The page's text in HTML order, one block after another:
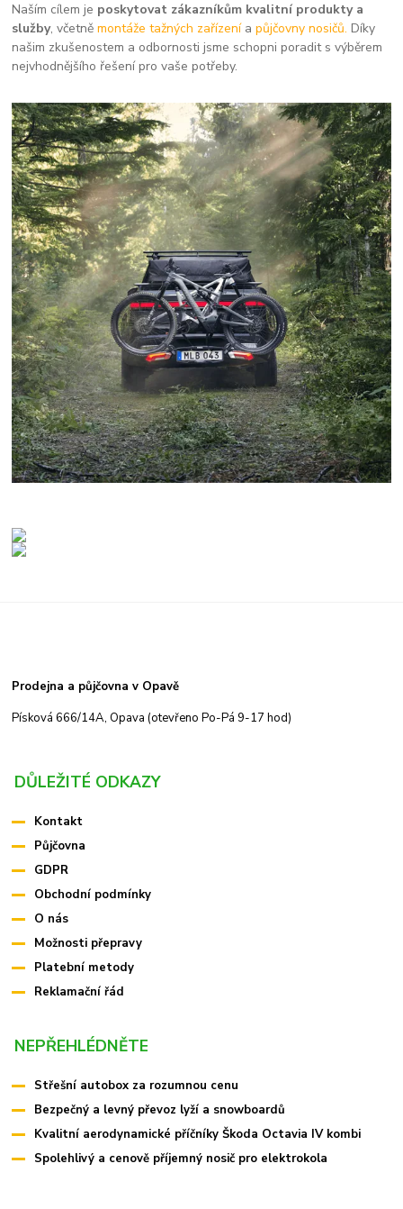
Naším cílem je poskytovat zákazníkům kvalitní produkty a
služby, včetněmontáže tažných zařízení apůjčovny nosičů. Díky
našim zkušenostem a odbornosti jsme schopni poradit s výběrem
nejvhodnějšího řešení pro vaše potřeby.
Prodejna a půjčovna v Opavě
Písková 666/14A, Opava (otevřeno Po-Pá 9-17 hod)
DŮLEŽITÉ ODKAZY
Kontakt
Půjčovna
GDPR
Obchodní podmínky
O nás
Možnosti přepravy
Platební metody
Reklamační řád
NEPŘEHLÉDNĚTE
Střešní autobox za rozumnou cenu
Bezpečný a levný převoz lyží a snowboardů
Kvalitní aerodynamické příčníky Škoda Octavia IV kombi
Spolehlivý a cenově příjemný nosič pro elektrokola